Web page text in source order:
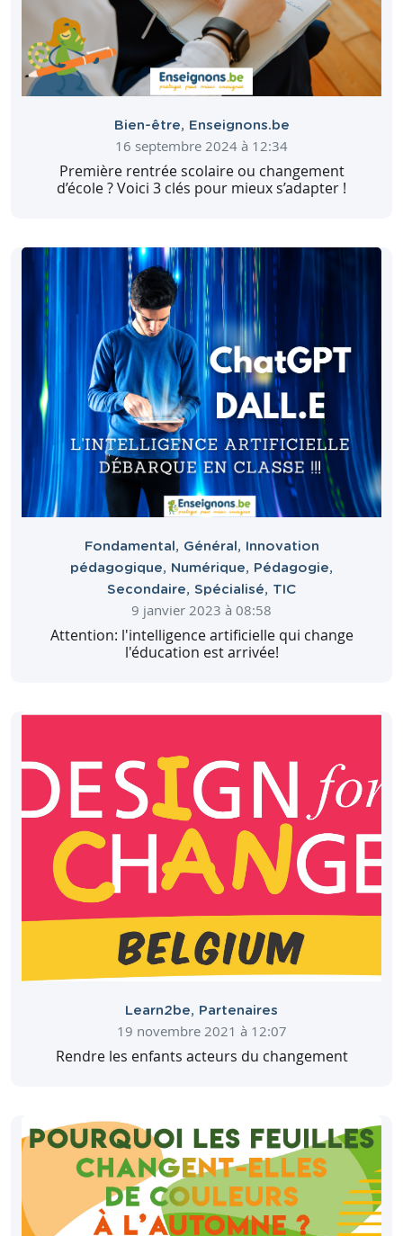
Consulter
Télécharger Partager
Consulter
Bien-être, Enseignons.be
16 septembre 2024 à 12:34
Première rentrée scolaire ou changement
d’école ? Voici 3 clés pour mieux s’adapter !
Fondamental, Général, Innovation
pédagogique, Numérique, Pédagogie,
Secondaire, Spécialisé, TIC
9 janvier 2023 à 08:58
Attention: l'intelligence artificielle qui change
l'éducation est arrivée!
Learn2be, Partenaires
19 novembre 2021 à 12:07
Rendre les enfants acteurs du changement